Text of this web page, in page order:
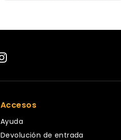
Accesos
Ayuda
Devolución de entrada